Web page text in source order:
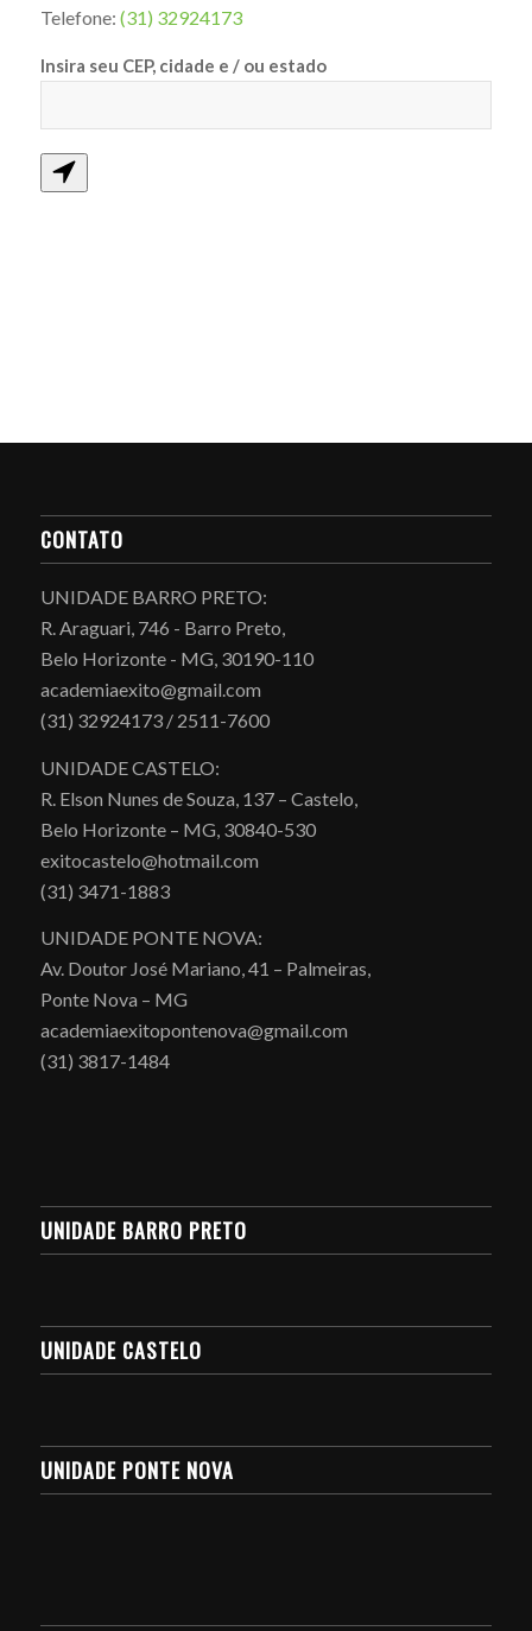
Telefone: (31) 32924173
Insira seu CEP, cidade e / ou estado
CONTATO
UNIDADE BARRO PRETO:
R. Araguari, 746 - Barro Preto,
Belo Horizonte - MG, 30190-110
academiaexito@gmail.com
(31) 32924173 / 2511-7600
UNIDADE CASTELO:
R. Elson Nunes de Souza, 137 – Castelo,
Belo Horizonte – MG, 30840-530
exitocastelo@hotmail.com
(31) 3471-1883
UNIDADE PONTE NOVA:
Av. Doutor José Mariano, 41 – Palmeiras,
Ponte Nova – MG
academiaexitopontenova@gmail.com
(31) 3817-1484
UNIDADE BARRO PRETO
UNIDADE CASTELO
UNIDADE PONTE NOVA